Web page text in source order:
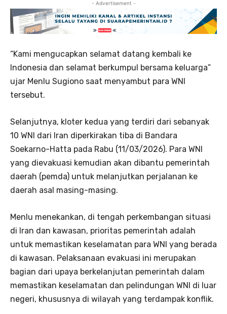
- Advertisement -
“Kami mengucapkan selamat datang kembali ke
Indonesia dan selamat berkumpul bersama keluarga”
ujar Menlu Sugiono saat menyambut para WNI
tersebut.
Selanjutnya, kloter kedua yang terdiri dari sebanyak
10 WNI dari Iran diperkirakan tiba di Bandara
Soekarno-Hatta pada Rabu (11/03/2026). Para WNI
yang dievakuasi kemudian akan dibantu pemerintah
daerah (pemda) untuk melanjutkan perjalanan ke
daerah asal masing-masing.
Menlu menekankan, di tengah perkembangan situasi
di Iran dan kawasan, prioritas pemerintah adalah
untuk memastikan keselamatan para WNI yang berada
di kawasan. Pelaksanaan evakuasi ini merupakan
bagian dari upaya berkelanjutan pemerintah dalam
memastikan keselamatan dan pelindungan WNI di luar
negeri, khususnya di wilayah yang terdampak konflik.